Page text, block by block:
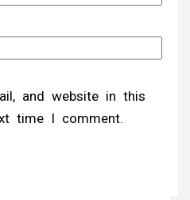
and website in this
time I comment.